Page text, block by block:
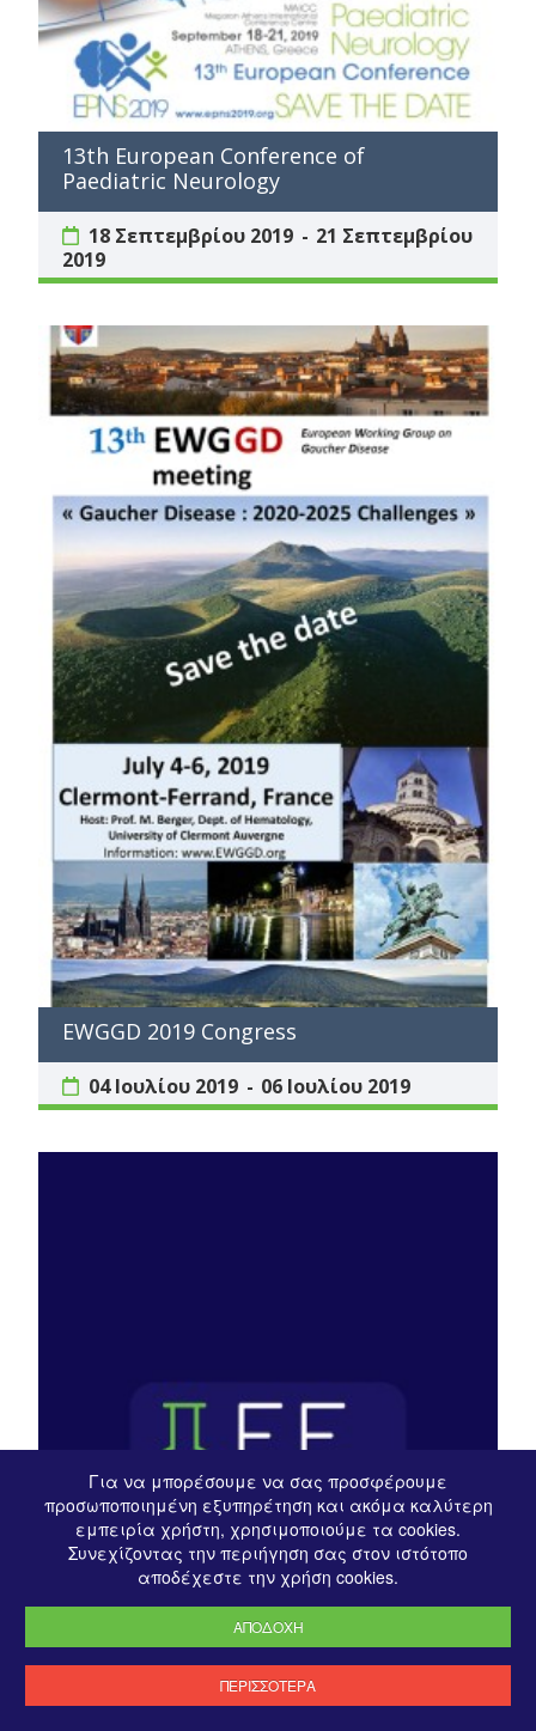
13th European Conference of
Paediatric Neurology
18 Σεπτεμβρίου 2019
21 Σεπτεμβρίου
2019
EWGGD 2019 Congress
04 Ιουλίου 2019 06 Ιουλίου 2019
Για να μπορέσουμε να σας προσφέρουμε
προσωποποιημένη εξυπηρέτηση και ακόμα καλύτερη
εμπειρία χρήστη, χρησιμοποιούμε τα cookies.
Συνεχίζοντας την περιήγηση σας στον ιστότοπο
αποδέχεστε την χρήση cookies.
ΑΠΟΔΟΧΗ
ΠΕΡΙΣΣΟΤΕΡΑ